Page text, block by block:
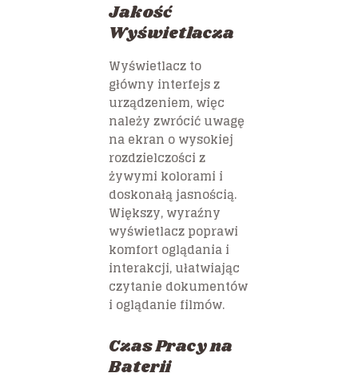
Jakość
Wyświetlacza
Wyświetlacz to
główny interfejs z
urządzeniem, więc
należy zwrócić uwagę
na ekran o wysokiej
rozdzielczości z
żywymi kolorami i
doskonałą jasnością.
Większy, wyraźny
wyświetlacz poprawi
komfort oglądania i
interakcji, ułatwiając
czytanie dokumentów
i oglądanie filmów.
Czas Pracy na
Baterii